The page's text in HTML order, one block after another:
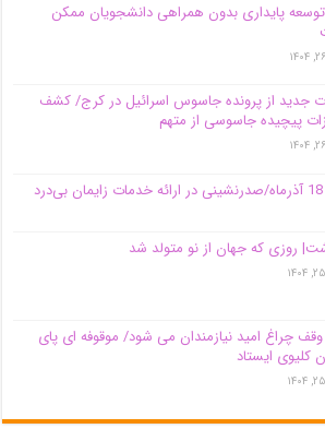
پایداری بدون همراهی دانشجویان ممکن
جدید از پرونده جاسوس اسرائیل در کرج/‌ کشف
پیچیده جاسوسی از متهم
روزی که جهان از نو متولد شد
چراغ امید نیازمندان می شود/ موقوفه ای پای
کلیوی ایستاد